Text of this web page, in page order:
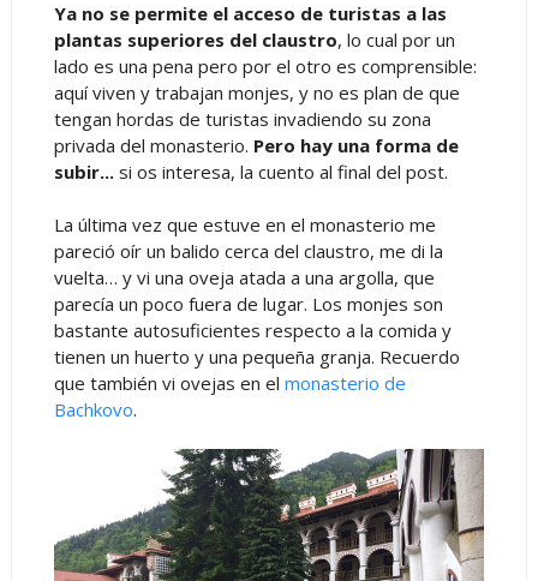
Ya no se permite el acceso de turistas a las
plantas superiores del claustro, lo cual por un
lado es una pena pero por el otro es comprensible:
aquí viven y trabajan monjes, y no es plan de que
tengan hordas de turistas invadiendo su zona
privada del monasterio. Pero hay una forma de
subir...si os interesa, la cuento al final del post.
La última vez que estuve en el monasterio me
pareció oír un balido cerca del claustro, me di la
vuelta… y vi una oveja atada a una argolla, que
parecía un poco fuera de lugar. Los monjes son
bastante autosuficientes respecto a la comida y
tienen un huerto y una pequeña granja. Recuerdo
que también vi ovejas en el monasterio de
Bachkovo.